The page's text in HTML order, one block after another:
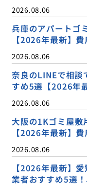
2026.08.06
兵庫のアパートゴ
【2026年最新】
2026.08.06
奈良のLINEで相談
すめ5選【2026年
2026.08.06
大阪の1Kゴミ屋敷
【2026年最新】
2026.08.06
【2026年最新】
業者おすすめ5選